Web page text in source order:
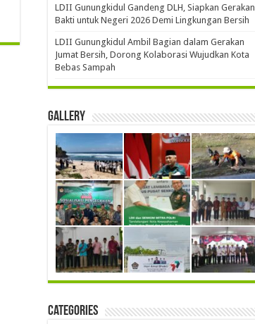
LDII Gunungkidul Gandeng DLH, Siapkan Gerakan
Bakti untuk Negeri 2026 Demi Lingkungan Bersih
LDII Gunungkidul Ambil Bagian dalam Gerakan
Jumat Bersih, Dorong Kolaborasi Wujudkan Kota
Bebas Sampah
Gallery
Categories